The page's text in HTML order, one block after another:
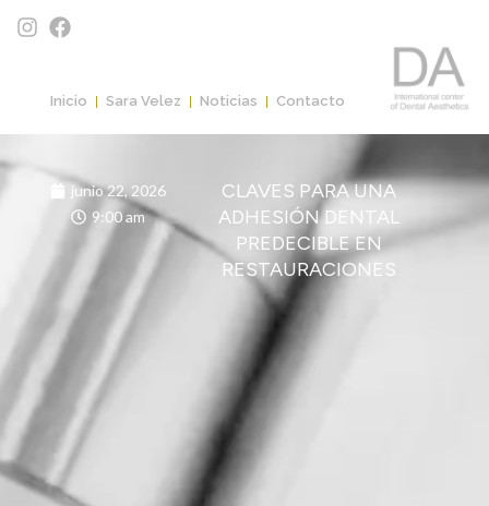
Inicio Sara Velez Noticias Contacto
CLAVES PARA UNA
ADHESIÓN DENTAL
PREDECIBLE EN
RESTAURACIONES
junio 22, 2026
9:00 am